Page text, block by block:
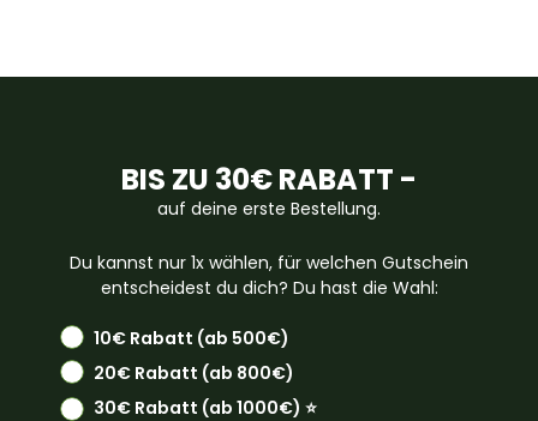
BIS ZU 30€ RABATT -
auf deine erste Bestellung.
Du kannst nur 1x wählen, für welchen Gutschein
entscheidest du dich? Du hast die Wahl:
10€ Rabatt (ab 500€)
20€ Rabatt (ab 800€)
30€ Rabatt (ab 1000€) ⭐️